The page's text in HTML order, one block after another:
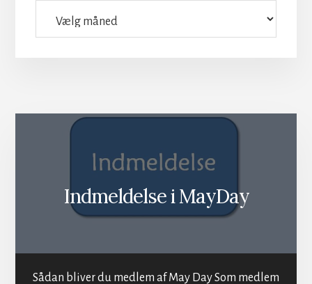
Indmeldelse i MayDay
Sådan bliver du medlem af May Day Som medlem